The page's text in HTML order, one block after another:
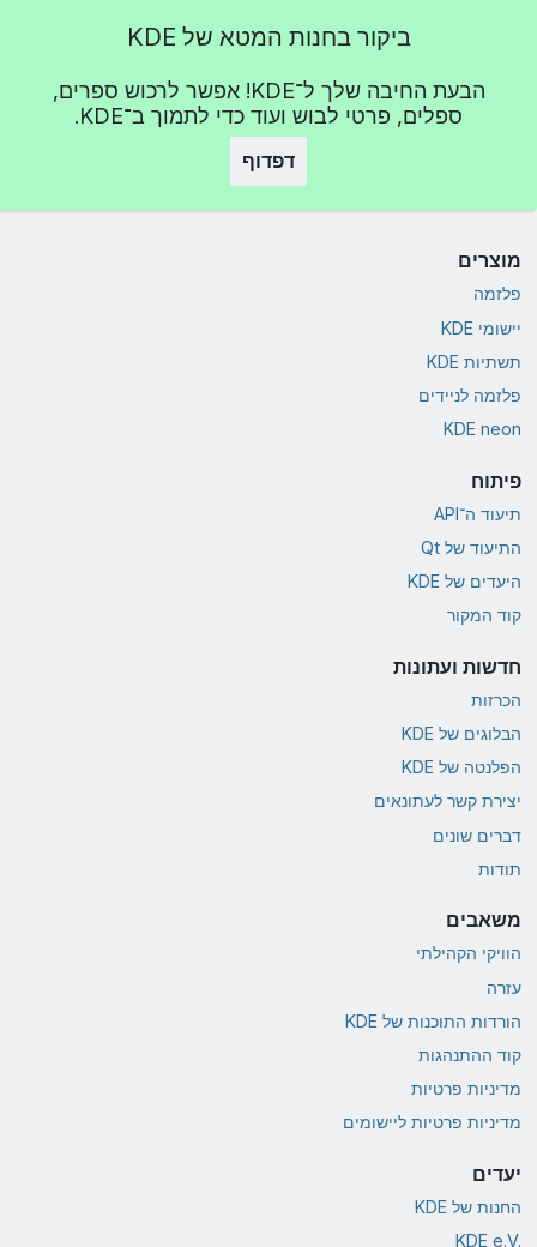
ביקור בחנות המטא של KDE
הבעת החיבה שלך ל־KDE! אפשר לרכוש ספרים,
ספלים, פרטי לבוש ועוד כדי לתמוך ב־KDE.
דפדוף
מוצרים
פלזמה
יישומי KDE
תשתיות KDE
פלזמה לניידים
KDE neon
פיתוח
תיעוד ה־API
התיעוד של Qt
היעדים של KDE
קוד המקור
חדשות ועתונות
הכרזות
הבלוגים של KDE
הפלנטה של KDE
יצירת קשר לעתונאים
דברים שונים
תודות
משאבים
הוויקי הקהילתי
עזרה
הורדות התוכנות של KDE
קוד ההתנהגות
מדיניות פרטיות
מדיניות פרטיות ליישומים
יעדים
החנות של KDE
KDE e.V.‎